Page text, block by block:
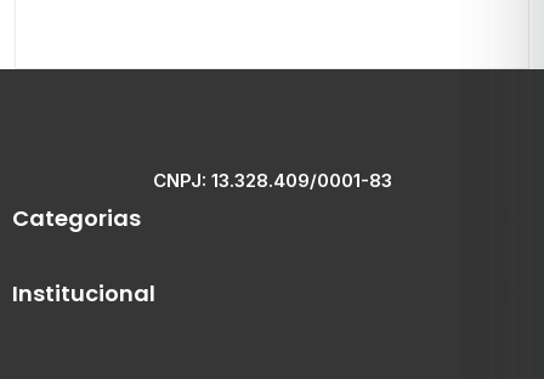
CNPJ: 13.328.409/0001-83
Categorias
Institucional